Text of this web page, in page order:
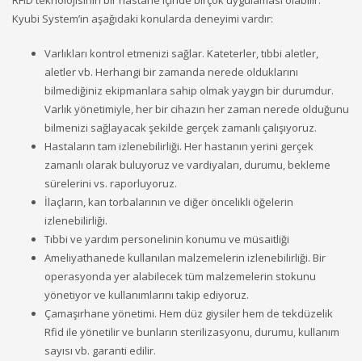
Kyubi System’in aşağıdaki konularda deneyimi vardır:
Varlıkları kontrol etmenizi sağlar. Kateterler, tıbbi aletler,
aletler vb. Herhangi bir zamanda nerede olduklarını
bilmediğiniz ekipmanlara sahip olmak yaygın bir durumdur.
Varlık yönetimiyle, her bir cihazın her zaman nerede olduğunu
bilmenizi sağlayacak şekilde gerçek zamanlı çalışıyoruz.
Hastaların tam izlenebilirliği. Her hastanın yerini gerçek
zamanlı olarak buluyoruz ve vardiyaları, durumu, bekleme
sürelerini vs. raporluyoruz.
İlaçların, kan torbalarının ve diğer öncelikli öğelerin
izlenebilirliği.
Tıbbi ve yardım personelinin konumu ve müsaitliği
Ameliyathanede kullanılan malzemelerin izlenebilirliği. Bir
operasyonda yer alabilecek tüm malzemelerin stokunu
yönetiyor ve kullanımlarını takip ediyoruz.
Çamaşırhane yönetimi. Hem düz giysiler hem de tekdüzelik
Rfid ile yönetilir ve bunların sterilizasyonu, durumu, kullanım
sayısı vb. garanti edilir.